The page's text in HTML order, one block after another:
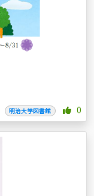
明治大学図書館 0